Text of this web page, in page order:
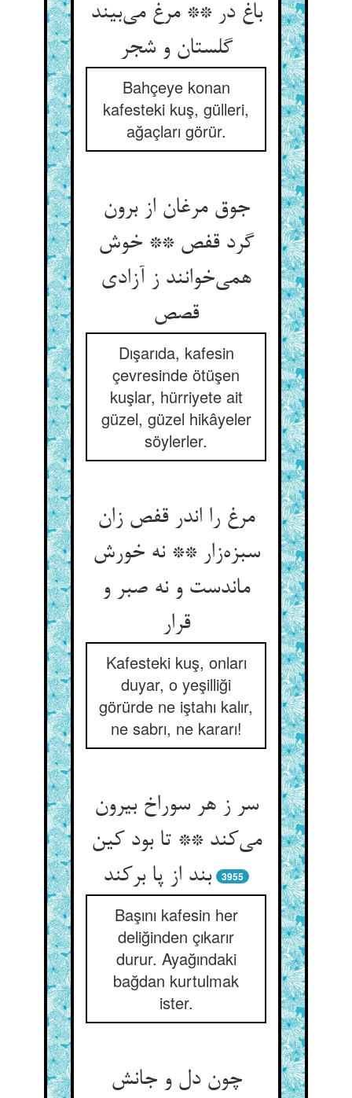
باغ در ** مرغ می‌بیند
گلستان و شجر
Bahçeye konan
kafesteki kuş, gülleri,
ağaçları görür.
جوق مرغان از برون
گرد قفص ** خوش
همی‌خوانند ز آزادی
قصص
Dışarıda, kafesin
çevresinde ötüşen
kuşlar, hürriyete ait
güzel, güzel hikâyeler
söylerler.
مرغ را اندر قفص زان
سبزه‌زار ** نه خورش
ماندست و نه صبر و
قرار
Kafesteki kuş, onları
duyar, o yeşilliği
görürde ne iştahı kalır,
ne sabrı, ne kararı!
سر ز هر سوراخ بیرون
می‌کند ** تا بود کین
بند از پا برکند
3955
Başını kafesin her
deliğinden çıkarır
durur. Ayağındaki
bağdan kurtulmak
ister.
چون دل و جانش